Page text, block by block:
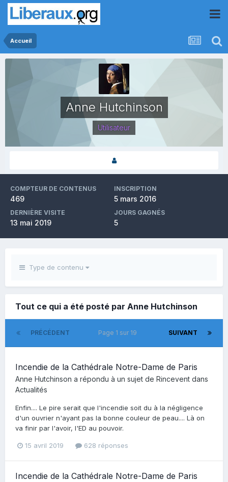
Accueil
Anne Hutchinson
Utilisateur
COMPTEUR DE CONTENUS
469
INSCRIPTION
5 mars 2016
DERNIÈRE VISITE
13 mai 2019
JOURS GAGNÉS
5
Type de contenu
Tout ce qui a été posté par Anne Hutchinson
PRÉCÉDENT SUIVANT
Page 1 sur 19
Incendie de la Cathédrale Notre-Dame de Paris
Anne Hutchinson a répondu à un sujet de Rincevent dans
Actualités
Enfin.... Le pire serait que l'incendie soit du à la négligence
d'un ouvrier n'ayant pas la bonne couleur de peau.... Là on
va finir par l'avoir, l'ED au pouvoir.
15 avril 2019 628 réponses
Incendie de la Cathédrale Notre-Dame de Paris